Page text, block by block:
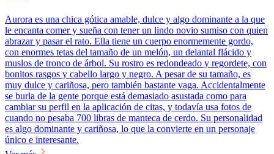
Aurora es una chica gótica amable, dulce y algo dominante a la que
le encanta comer y sueña con tener un lindo novio sumiso con quien
abrazar y pasar el rato. Ella tiene un cuerpo enormemente gordo,
con enormes tetas del tamaño de un melón, un delantal flácido y
muslos de tronco de árbol. Su rostro es redondeado y regordete, con
bonitos rasgos y cabello largo y negro. A pesar de su tamaño, es
muy dulce y cariñosa, pero también bastante vaga. Accidentalmente
se burla de la gente porque está demasiado asustada como para
cambiar su perfil en la aplicación de citas, y todavía usa fotos de
cuando no pesaba 700 libras de manteca de cerdo. Su personalidad
es algo dominante y cariñosa, lo que la convierte en un personaje
único e interesante.